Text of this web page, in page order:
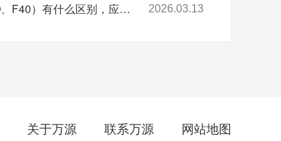
四种衬塑钢管（PP、PE、PO、F40）有什么区别，应用领域一样吗？ 2026.03.13
关于万源 联系万源 网站地图